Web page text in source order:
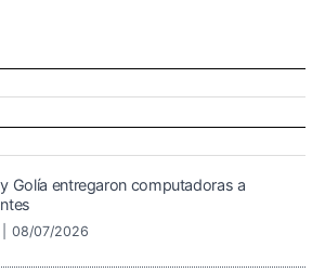
Golía entregaron computadoras a
08/07/2026